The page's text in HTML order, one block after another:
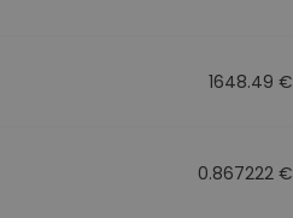
1648.49 €
0.867222 €